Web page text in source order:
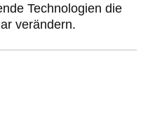
Technologien die
verändern.